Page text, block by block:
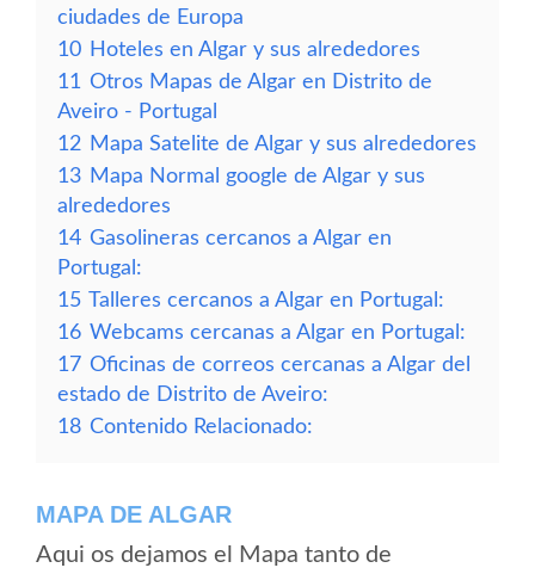
ciudades de Europa
10 Hoteles en Algar y sus alrededores
11 Otros Mapas de Algar en Distrito de
Aveiro - Portugal
12 Mapa Satelite de Algar y sus alrededores
13 Mapa Normal google de Algar y sus
alrededores
14 Gasolineras cercanos a Algar en
Portugal:
15 Talleres cercanos a Algar en Portugal:
16 Webcams cercanas a Algar en Portugal:
17 Oficinas de correos cercanas a Algar del
estado de Distrito de Aveiro:
18 Contenido Relacionado:
MAPA DE ALGAR
Aqui os dejamos el Mapa tanto de